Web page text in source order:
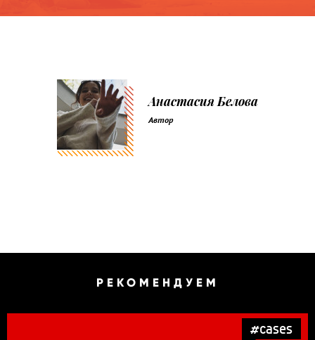
Анастасия Белова
Автор
РЕКОМЕНДУЕМ
#cases